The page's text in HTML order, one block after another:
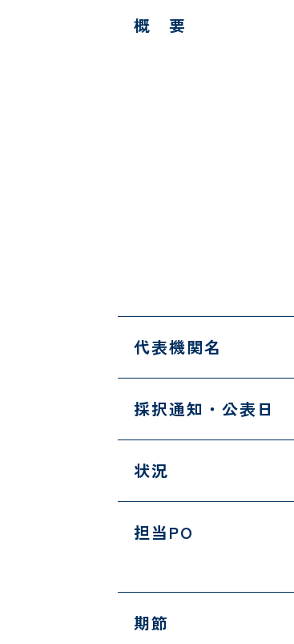
概 要
代表機関名
採択通知・公表日
状況
担当PO
期節